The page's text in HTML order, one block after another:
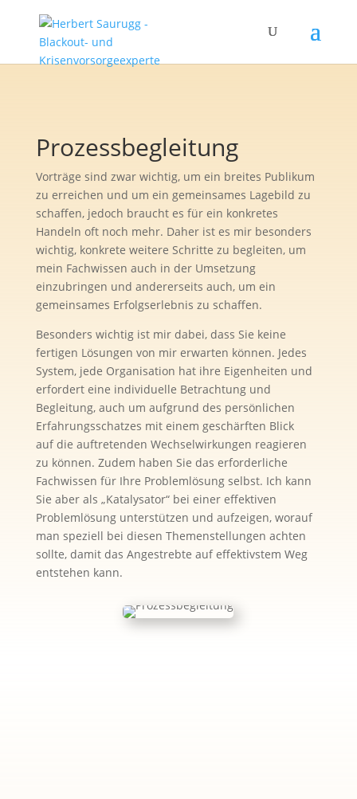
Prozessbegleitung
Vorträge sind zwar wichtig, um ein breites Publikum
zu erreichen und um ein gemeinsames Lagebild zu
schaffen, jedoch braucht es für ein konkretes
Handeln oft noch mehr. Daher ist es mir besonders
wichtig, konkrete weitere Schritte zu begleiten, um
mein Fachwissen auch in der Umsetzung
einzubringen und andererseits auch, um ein
gemeinsames Erfolgserlebnis zu schaffen.
Besonders wichtig ist mir dabei, dass Sie keine
fertigen Lösungen von mir erwarten können. Jedes
System, jede Organisation hat ihre Eigenheiten und
erfordert eine individuelle Betrachtung und
Begleitung, auch um aufgrund des persönlichen
Erfahrungsschatzes mit einem geschärften Blick
auf die auftretenden Wechselwirkungen reagieren
zu können. Zudem haben Sie das erforderliche
Fachwissen für Ihre Problemlösung selbst. Ich kann
Sie aber als „Katalysator“ bei einer effektiven
Problemlösung unterstützen und aufzeigen, worauf
man speziell bei diesen Themenstellungen achten
sollte, damit das Angestrebte auf effektivstem Weg
entstehen kann.